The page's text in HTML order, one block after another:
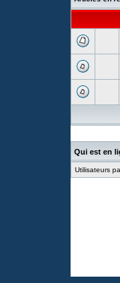
Qui est en
Utilisateurs